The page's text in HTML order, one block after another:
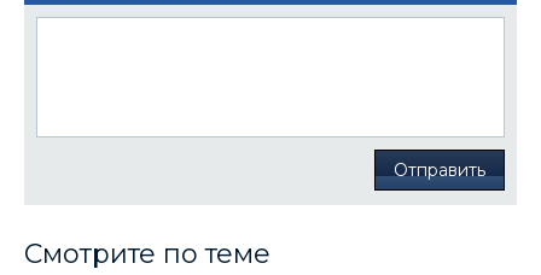
Отправить
Смотрите по теме